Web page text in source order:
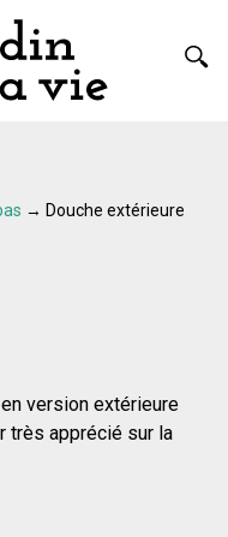
→ Douche extérieure
version extérieure
très apprécié sur la